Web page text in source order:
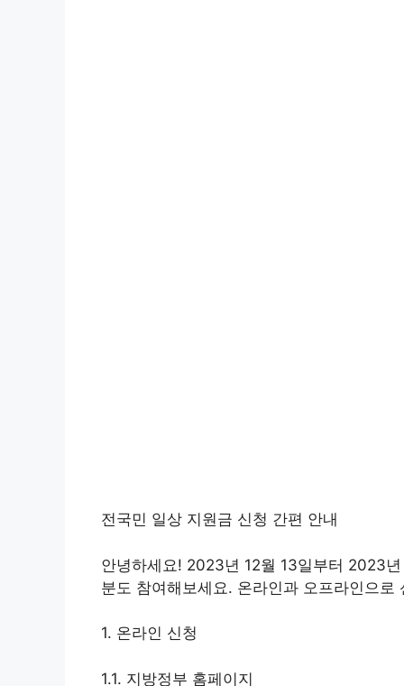
전국민 일상 지원금 신청 간편 안내
안녕하세요! 2023년 12월 13일부터 2023
분도 참여해보세요. 온라인과 오프라인으로
1. 온라인 신청
1.1. 지방정부 홈페이지